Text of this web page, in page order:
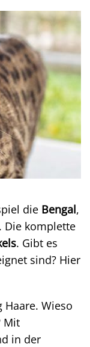
die Bengal,
Die komplette
. Gibt es
sind? Hier
Haare. Wieso
Mit
in der